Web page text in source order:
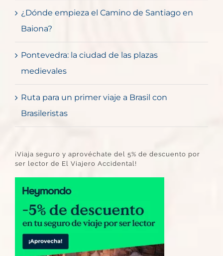
¿Dónde empieza el Camino de Santiago en
Baiona?
Pontevedra: la ciudad de las plazas
medievales
Ruta para un primer viaje a Brasil con
Brasileristas
¡Viaja seguro y aprovéchate del 5% de descuento por
ser lector de El Viajero Accidental!